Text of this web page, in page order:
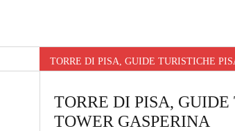
TORRE DI PISA, GUIDE TURISTICHE
TORRE DI PISA,
TOWER GASPERINA